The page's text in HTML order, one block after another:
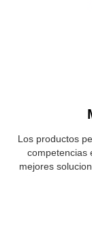
Los productos
competencias
mejores